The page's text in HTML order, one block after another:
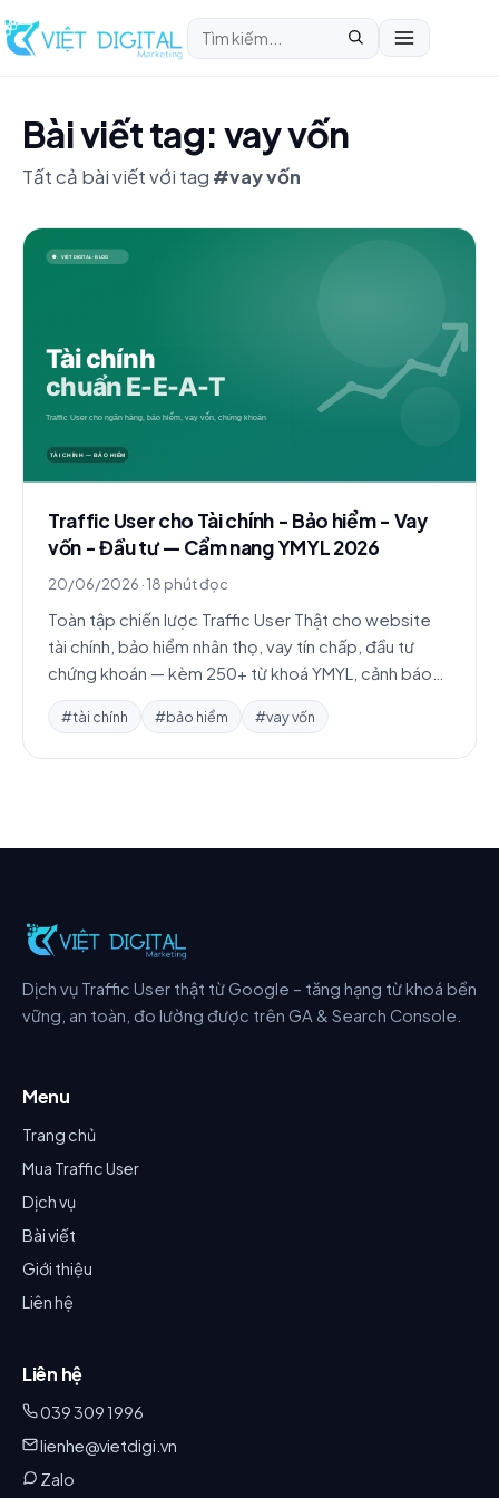
Bài viết tag: vay vốn
Tất cả bài viết với tag #vay vốn
Traffic User cho Tài chính - Bảo hiểm - Vay
vốn - Đầu tư — Cẩm nang YMYL 2026
20/06/2026 ·18 phút đọc
Toàn tập chiến lược Traffic User Thật cho website
tài chính, bảo hiểm nhân thọ, vay tín chấp, đầu tư
chứng khoán — kèm 250+ từ khoá YMYL, cảnh báo
chính sách Google và 3 case study.
#tài chính #bảo hiểm #vay vốn
Dịch vụ Traffic User thật từ Google – tăng hạng từ khoá bền
vững, an toàn, đo lường được trên GA & Search Console.
Menu
Trang chủ
Mua Traffic User
Dịch vụ
Bài viết
Giới thiệu
Liên hệ
Liên hệ
039 309 1996
lienhe@vietdigi.vn
Zalo